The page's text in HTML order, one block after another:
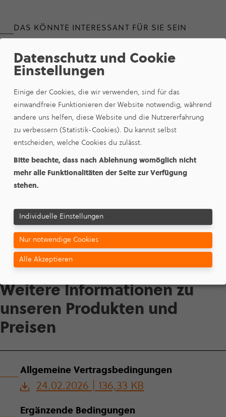
DAS KÖNNTE INTERESSANT FÜR SIE SEIN
SAUBERE STROM AUS DER
REGION
Gut für die Umwelt - gut für die Region.
Mit einer Entscheidung für Fichtelpower - dem
Verantwortung für unsere Natur und unsere Region.
Ihr Engagement belohnen wir mit einem süßen Extra:
Dem Honig-Abo der ESM.
INFOS & DOWNLOAD
Weitere Infor­ma­tionen zu
unseren Produkten und
Preisen
All­ge­meine Ver­trags­be­din­gun­gen
24.02.2026 | 136,33 KB
Ergän­zende Bedin­gun­gen
Datenschutz und Cookie
Einstellungen
Einige der Cookies, die wir verwenden, sind für das
einwandfreie Funktionieren der Website notwendig, während
andere uns helfen, diese Website und die Nutzererfahrung
zu verbessern (Statistik-Cookies). Du kannst selbst
entscheiden, welche Cookies du zulässt.
Bitte beachte, dass nach Ablehnung womöglich nicht
mehr alle Funktionalitäten der Seite zur Verfügung
stehen.
Individuelle Einstellungen
Nur notwendige Cookies
Alle Akzeptieren